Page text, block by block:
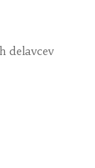
delavcev